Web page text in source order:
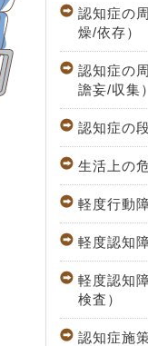
認知症の
燥/依存）
認知症の
譫妄/収集）
認知症の
生活上の
軽度行動
軽度認知
軽度認知
検査）
認知症施